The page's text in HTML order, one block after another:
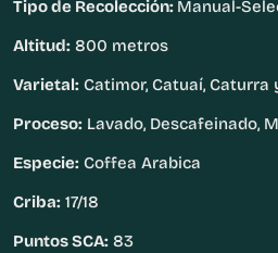
Tipo de Recolección: Manual-
Altitud: 800 metros
Varietal: Catimor, Catuaí, Caturra
Proceso: Lavado, Descafeinado,
Especie: Coffea Arabica
Criba: 17/18
Puntos SCA: 83